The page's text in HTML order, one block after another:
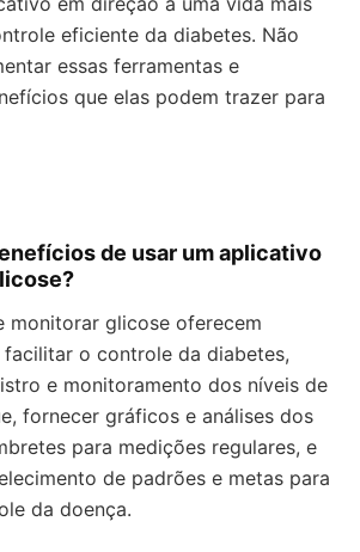
eficiente da diabetes. Não
essas ferramentas e
que elas podem trazer para
de usar um aplicativo
monitorar glicose oferecem
o controle da diabetes,
e monitoramento dos níveis de
fornecer gráficos e análises dos
para medições regulares, e
de padrões e metas para
da doença.